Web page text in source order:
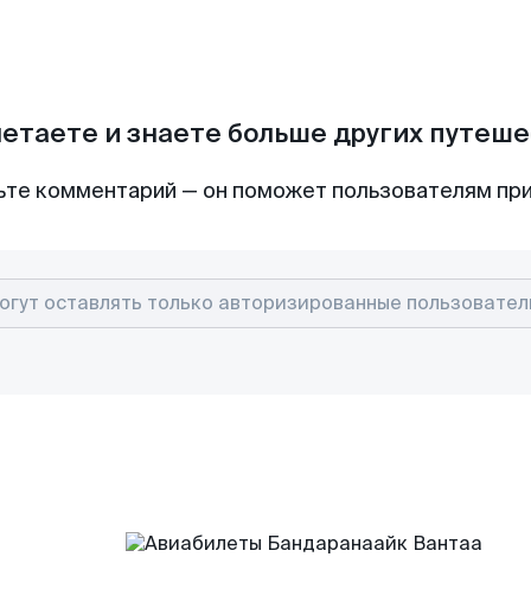
и знаете больше других
комментарий — он поможет пользователям